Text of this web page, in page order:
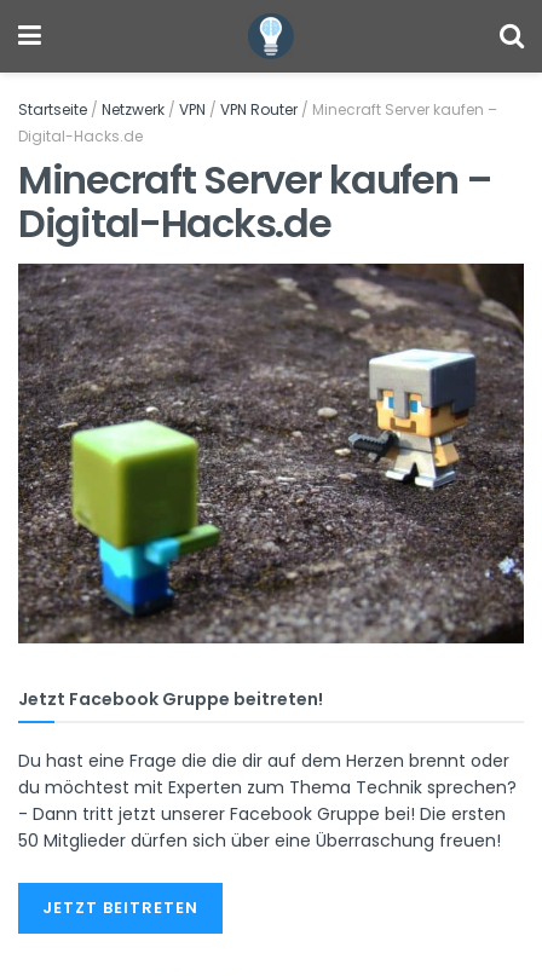
Startseite / Netzwerk / VPN / VPN Router / Minecraft Server kaufen –
Digital-Hacks.de
Minecraft Server kaufen –
Digital-Hacks.de
Jetzt Facebook Gruppe beitreten!
Du hast eine Frage die die dir auf dem Herzen brennt oder
du möchtest mit Experten zum Thema Technik sprechen?
- Dann tritt jetzt unserer Facebook Gruppe bei! Die ersten
50 Mitglieder dürfen sich über eine Überraschung freuen!
JETZT BEITRETEN